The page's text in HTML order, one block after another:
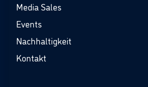
Media Sales
Events
Nachhaltigkeit
Kontakt